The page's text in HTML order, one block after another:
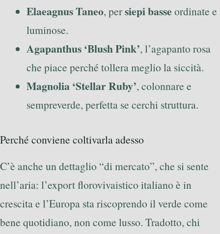
Elaeagnus Taneo, persiepi basse ordinate e
luminose.
Agapanthus ‘Blush Pink’, l’agapanto rosa
che piace perché tollera meglio la siccità.
Magnolia ‘Stellar Ruby’, colonnare e
sempreverde, perfetta se cerchi struttura.
Perché conviene coltivarla adesso
C’è anche un dettaglio “di mercato”, che si sente
nell’aria: l’export florovivaistico italiano è in
crescita e l’Europa sta riscoprendo il verde come
bene quotidiano, non come lusso. Tradotto, chi